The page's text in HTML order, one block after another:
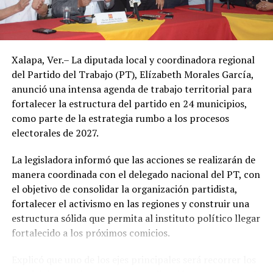
un descenso apenas perceptible en la temperatura a
partir de este jueves.
exposición prolongada al sol durante las horas de mayor
radiación, mantenerse hidratado y tomar precauciones
ante posibles tormentas eléctricas, especialmente en
regiones montañosas y del sur de Veracruz.
Xalapa, Ver.– La diputada local y coordinadora regional
del Partido del Trabajo (PT), Elízabeth Morales García,
anunció una intensa agenda de trabajo territorial para
fortalecer la estructura del partido en 24 municipios,
como parte de la estrategia rumbo a los procesos
electorales de 2027.
La legisladora informó que las acciones se realizarán de
manera coordinada con el delegado nacional del PT, con
el objetivo de consolidar la organización partidista,
fortalecer el activismo en las regiones y construir una
estructura sólida que permita al instituto político llegar
fortalecido a los próximos comicios.